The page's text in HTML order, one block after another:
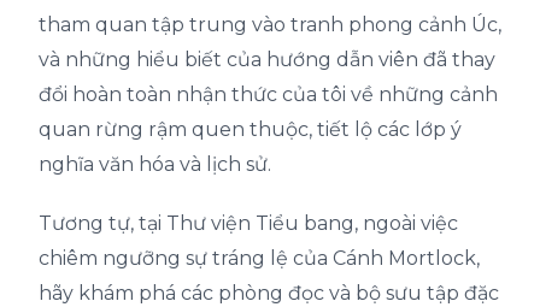
tham quan tập trung vào tranh phong cảnh Úc,
và những hiểu biết của hướng dẫn viên đã thay
đổi hoàn toàn nhận thức của tôi về những cảnh
quan rừng rậm quen thuộc, tiết lộ các lớp ý
nghĩa văn hóa và lịch sử.
Tương tự, tại Thư viện Tiểu bang, ngoài việc
chiêm ngưỡng sự tráng lệ của Cánh Mortlock,
hãy khám phá các phòng đọc và bộ sưu tập đặc